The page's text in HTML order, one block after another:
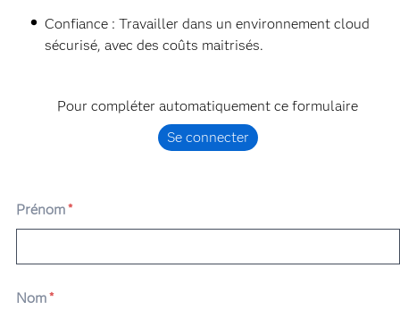
Confiance : Travailler dans un environnement cloud
sécurisé, avec des coûts maitrisés.
Pour compléter automatiquement ce formulaire
Se connecter
Prénom*
Nom*